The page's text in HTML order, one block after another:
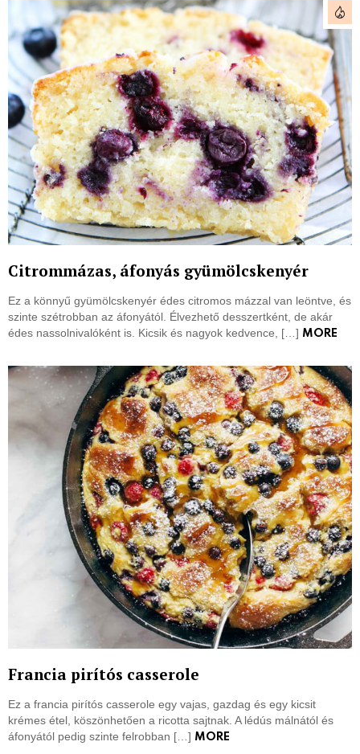
Citrommázas, áfonyás gyümölcskenyér
Ez a könnyű gyümölcskenyér édes citromos mázzal van leöntve, és
szinte szétrobban az áfonyától. Élvezhető desszertként, de akár
édes nassolnivalóként is. Kicsik és nagyok kedvence, […] MORE
Francia pirítós casserole
Ez a francia pirítós casserole egy vajas, gazdag és egy kicsit
krémes étel, köszönhetően a ricotta sajtnak. A lédús málnától és
áfonyától pedig szinte felrobban […] MORE